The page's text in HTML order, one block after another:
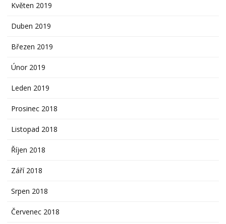
Květen 2019
Duben 2019
Březen 2019
Únor 2019
Leden 2019
Prosinec 2018
Listopad 2018
Říjen 2018
Září 2018
Srpen 2018
Červenec 2018